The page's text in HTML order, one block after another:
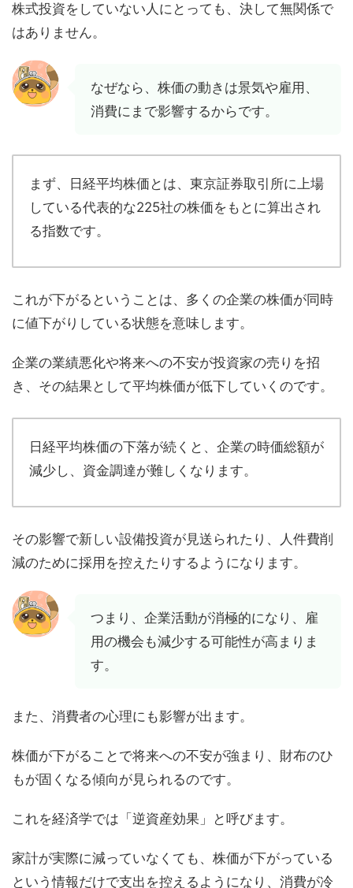
株式投資をしていない人にとっても、決して無関係で
はありません。
なぜなら、株価の動きは景気や雇用、
消費にまで影響するからです。
まず、日経平均株価とは、東京証券取引所に上場
している代表的な225社の株価をもとに算出され
る指数です。
これが下がるということは、多くの企業の株価が同時
に値下がりしている状態を意味します。
企業の業績悪化や将来への不安が投資家の売りを招
き、その結果として平均株価が低下していくのです。
日経平均株価の下落が続くと、企業の時価総額が
減少し、資金調達が難しくなります。
その影響で新しい設備投資が見送られたり、人件費削
減のために採用を控えたりするようになります。
つまり、企業活動が消極的になり、雇
用の機会も減少する可能性が高まりま
す。
また、消費者の心理にも影響が出ます。
株価が下がることで将来への不安が強まり、財布のひ
もが固くなる傾向が見られるのです。
これを経済学では「逆資産効果」と呼びます。
家計が実際に減っていなくても、株価が下がっている
という情報だけで支出を控えるようになり、消費が冷